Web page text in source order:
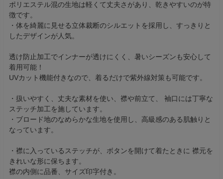
ポリエステル混の生地は軽くて丈夫さがあり、乾きやすいのが特
徴です。
・体を綺麗に見せる立体裁断のシルエットを採用し、すっきりと
したデザインが人気。
透け防止加工でインナーが透けにくく、暑いシーズンも安心して
着用可能！
UVカット機能付きなので、着るだけで紫外線対策も可能です。
・扱いやすく、丈夫な素材を使い、襟や前立て、 袖口には丁寧な
ステッチ加工を施しています。
・ブロード地のなめらかな生地を使用し、高級感のある肌触りと
なっています。
・襟に入っているステッチが、ボタンを開けて着たときに 襟元を
きれいな形に保ちます。
襟の内側に品番、サイズ印字付き。